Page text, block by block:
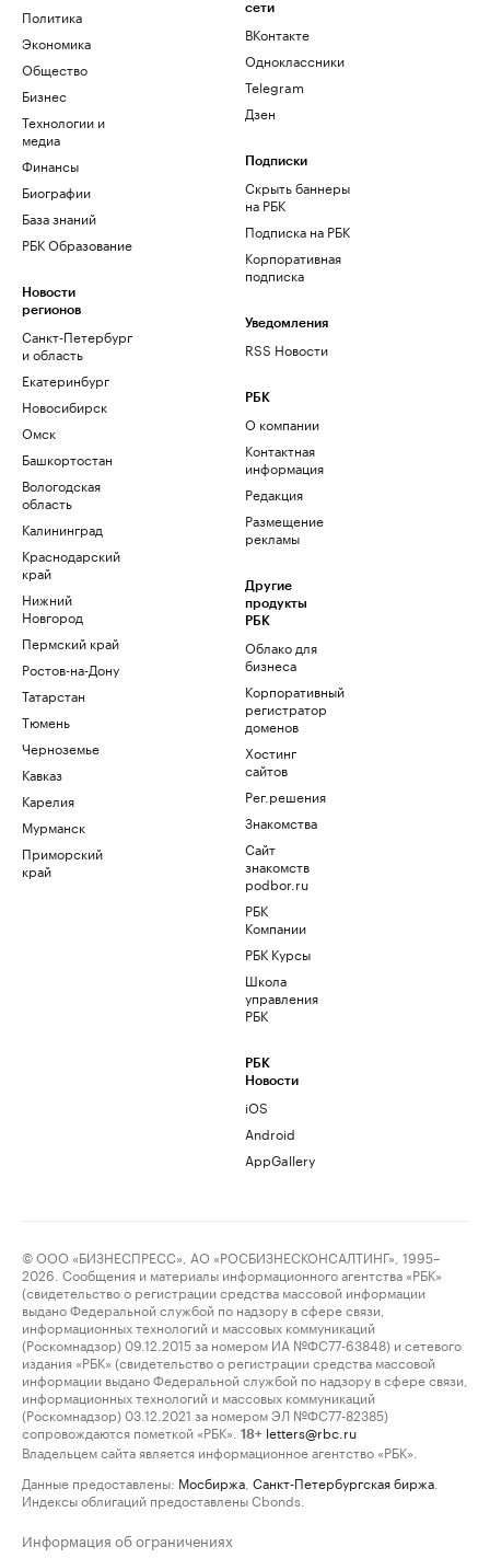
Политика
Экономика
Общество
Бизнес
Технологии и
медиа
Финансы
Биографии
База знаний
РБК Образование
Новости
регионов
Санкт-Петербург
и область
Екатеринбург
Новосибирск
Омск
Башкортостан
Вологодская
область
Калининград
Краснодарский
край
Нижний
Новгород
Пермский край
Ростов-на-Дону
Татарстан
Тюмень
Черноземье
Кавказ
Карелия
Мурманск
Приморский
край
сети
ВКонтакте
Одноклассники
Telegram
Дзен
Подписки
Скрыть баннеры
на РБК
Подписка на РБК
Корпоративная
подписка
Уведомления
RSS Новости
РБК
О компании
Контактная
информация
Редакция
Размещение
рекламы
Другие
продукты
РБК
Облако для
бизнеса
Корпоративный
регистратор
доменов
Хостинг
сайтов
Рег.решения
Знакомства
Сайт
знакомств
podbor.ru
РБК
Компании
РБК Курсы
Школа
управления
РБК
РБК
Новости
iOS
Android
AppGallery
© ООО «БИЗНЕСПРЕСС», АО «РОСБИЗНЕСКОНСАЛТИНГ», 1995–
2026. Сообщения и материалы информационного агентства «РБК»
(свидетельство о регистрации средства массовой информации
выдано Федеральной службой по надзору в сфере связи,
информационных технологий и массовых коммуникаций
(Роскомнадзор) 09.12.2015 за номером ИА №ФС77-63848) и сетевого
издания «РБК» (свидетельство о регистрации средства массовой
информации выдано Федеральной службой по надзору в сфере связи,
информационных технологий и массовых коммуникаций
(Роскомнадзор) 03.12.2021 за номером ЭЛ №ФС77-82385)
сопровождаются пометкой «РБК».
18+ letters@rbc.ru
Владельцем сайта является информационное агентство «РБК».
Данные предоставлены: Мосбиржа Санкт-Петербургская биржа
Индексы облигаций предоставлены Cbonds.
Информация об ограничениях